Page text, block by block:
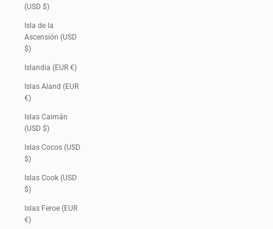
(USD $)
Isla de la
Ascensión (USD
$)
Islandia (EUR €)
Islas Aland (EUR
€)
Islas Caimán
(USD $)
Islas Cocos (USD
$)
Islas Cook (USD
$)
Islas Feroe (EUR
€)